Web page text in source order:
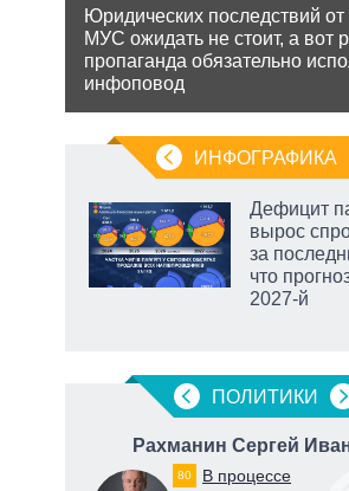
Юридических последствий
МУС ожидать не стоит, а вот
пропаганда обязательно
инфоповод
ИНФОГРАФИКА
Дефицит
вырос
за
что
2027-й
ПОЛИТИКИ
Рахманин Сергей
80 В процессе